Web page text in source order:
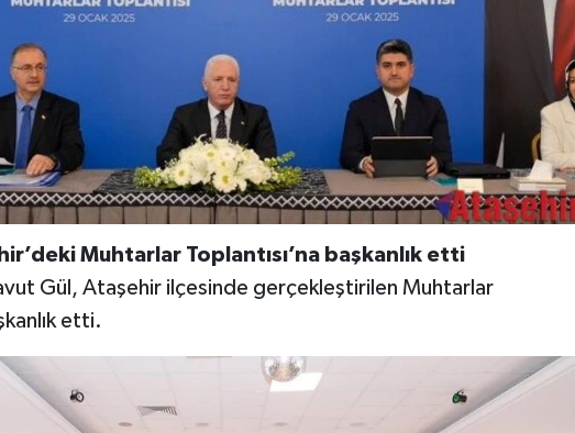
Muhtarlar Toplantısı’na başkanlık etti
Gül, Ataşehir ilçesinde gerçekleştirilen Muhtarlar
etti.